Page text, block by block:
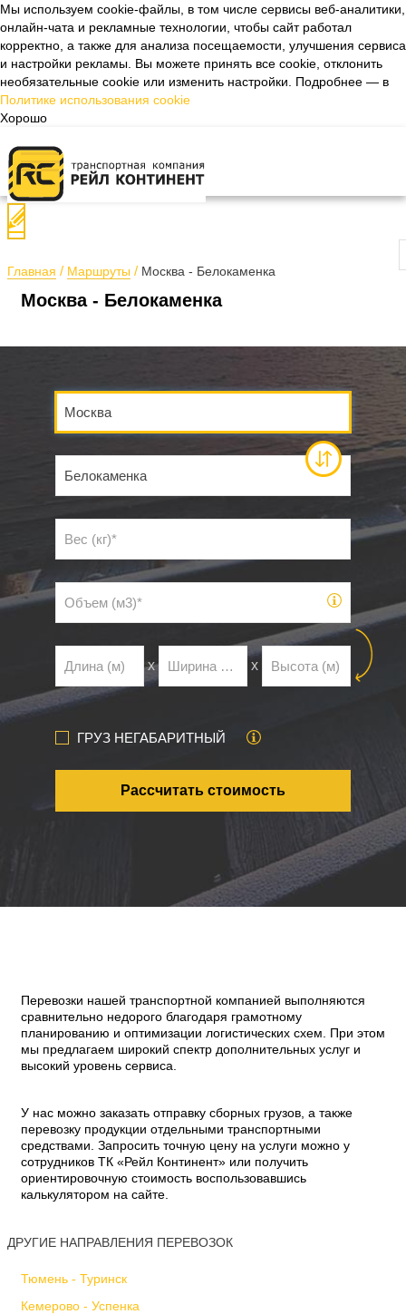
Мы используем cookie-файлы, в том числе сервисы веб-аналитики,
онлайн-чата и рекламные технологии, чтобы сайт работал
корректно, а также для анализа посещаемости, улучшения сервиса
и настройки рекламы. Вы можете принять все cookie, отклонить
необязательные cookie или изменить настройки. Подробнее — в
Политике использования cookie
Хорошо
Назад
Главная Маршруты Москва - Белокаменка
Москва - Белокаменка
х х
ГРУЗ НЕГАБАРИТНЫЙ
Рассчитать стоимость
Перевозки нашей транспортной компанией выполняются
сравнительно недорого благодаря грамотному
планированию и оптимизации логистических схем. При этом
мы предлагаем широкий спектр дополнительных услуг и
высокий уровень сервиса.
У нас можно заказать отправку сборных грузов, а также
перевозку продукции отдельными транспортными
средствами. Запросить точную цену на услуги можно у
сотрудников ТК «Рейл Континент» или получить
ориентировочную стоимость воспользовавшись
калькулятором на сайте.
ДРУГИЕ НАПРАВЛЕНИЯ ПЕРЕВОЗОК
Тюмень - Туринск
Кемерово - Успенка